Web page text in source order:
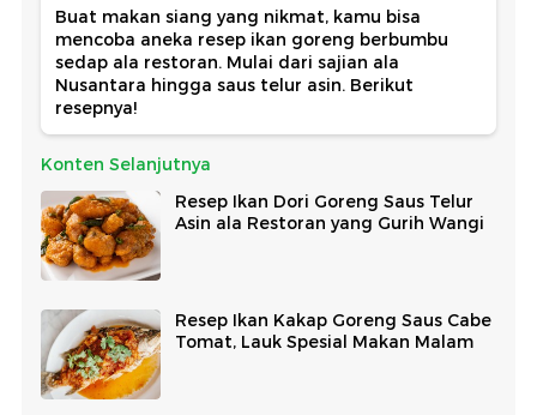
Buat makan siang yang nikmat, kamu bisa
mencoba aneka resep ikan goreng berbumbu
sedap ala restoran. Mulai dari sajian ala
Nusantara hingga saus telur asin. Berikut
resepnya!
Konten Selanjutnya
Resep Ikan Dori Goreng Saus Telur
Asin ala Restoran yang Gurih Wangi
Resep Ikan Kakap Goreng Saus Cabe
Tomat, Lauk Spesial Makan Malam